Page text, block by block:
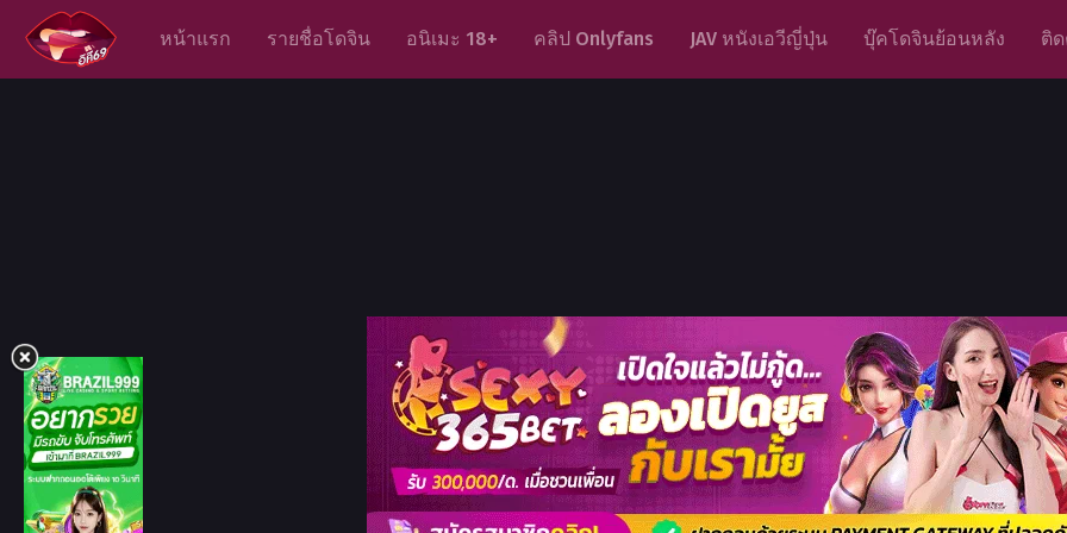
หน้าแรก รายชื่อโดจิน อนิเมะ 18+ คลิป Onlyfans JAV หนังเอวีญี่ปุ่น บุ๊คโดจินย้อนหลัง ติ